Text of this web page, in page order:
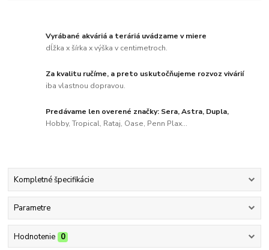
Vyrábané akváriá a teráriá uvádzame v miere
dĺžka x šírka x výška v centimetroch.
Za kvalitu ručíme, a preto uskutočňujeme rozvoz vivárií
iba vlastnou dopravou.
Predávame len overené značky: Sera, Astra, Dupla,
Hobby, Tropical, Rataj, Oase, Penn Plax...
Kompletné špecifikácie
Parametre
Hodnotenie 0